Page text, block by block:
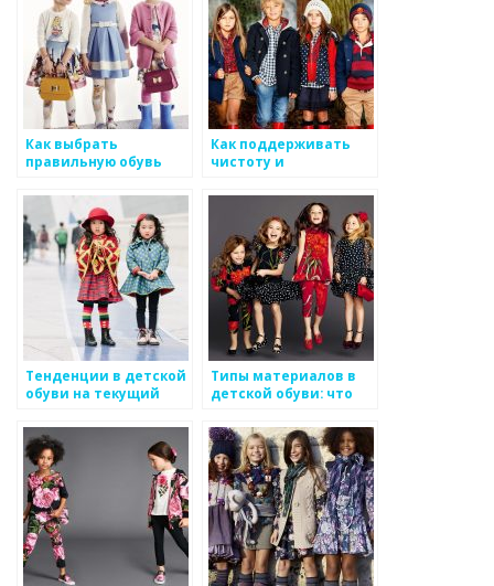
Как выбрать
правильную обувь
рекомендации
Как поддерживать
чистоту и
обуви
Тенденции в детской
обуви на текущий
Типы материалов в
детской обуви: что